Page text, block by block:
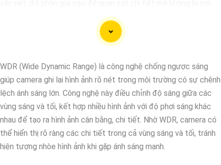
Kỹ thuật ghi hình chuẩn: Hệ thống camera cần hỗ trợ
chuẩn ghi hình hiện đại, như H.264+ hay H.265, để tiết kiệm dung
lượng lưu trữ nhưng vẫn giữ được chất lượng video.
tinh tế, phù hợp với không gian lắp đặt và không làm xấu ý thẩm
mỹ của khu vực cần quan sát.
📷4:Hệ thống lưu trữ đám mây: Lựa chọn các loại camera có
hệ thống lưu trữ đám mây sẽ giúp bạn dễ dàng truy cập và quản
lý hình ảnh từ xa thông qua ứng dụng di động.
⤪5:Tính năng thông minh: Camera wifi trọn bộ nên có các tính
năng thông minh như cảnh báo chuyển động, cảm biến hồng
WDR (Wide Dynamic Range) là công nghệ chống ngược sáng
giúp camera ghi lại hình ảnh rõ nét trong môi trường có sự chênh
lệch ánh sáng lớn. Công nghệ này điều chỉnh độ sáng giữa các
vùng sáng và tối, kết hợp nhiều hình ảnh với độ phơi sáng khác
nhau để tạo ra hình ảnh cân bằng, chi tiết. Nhờ WDR, camera có
thể hiển thị rõ ràng các chi tiết trong cả vùng sáng và tối, tránh
hiện tượng nhòe hình ảnh khi gặp ánh sáng mạnh.